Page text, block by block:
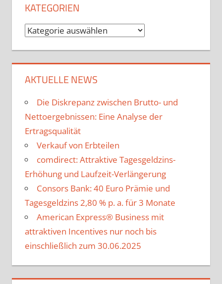
KATEGORIEN
Kategorien
AKTUELLE NEWS
Die Diskrepanz zwischen Brutto- und
Nettoergebnissen: Eine Analyse der
Ertragsqualität
Verkauf von Erbteilen
comdirect: Attraktive Tagesgeldzins-
Erhöhung und Laufzeit-Verlängerung
Consors Bank: 40 Euro Prämie und
Tagesgeldzins 2,80 % p. a. für 3 Monate
American Express® Business mit
attraktiven Incentives nur noch bis
einschließlich zum 30.06.2025